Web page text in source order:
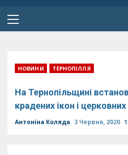
Primary
НОВИНИ ТЕРНОПІЛЛЯ
На Тернопільщині
крадених ікон і
Антоніна Коляда 3 Червня, 2020